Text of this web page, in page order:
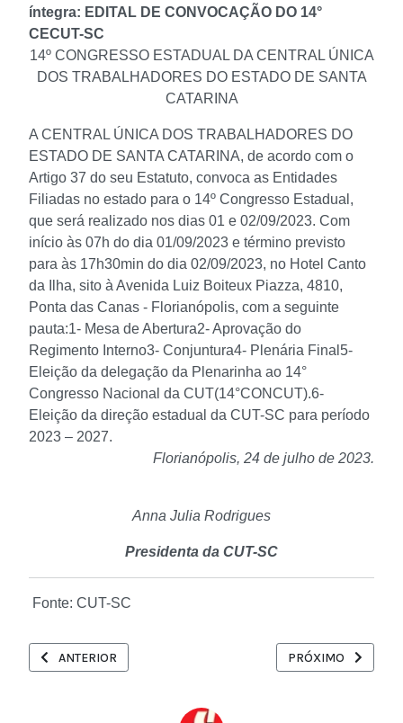
íntegra: EDITAL DE CONVOCAÇÃO DO 14°
CECUT-SC
14º CONGRESSO ESTADUAL DA CENTRAL ÚNICA
DOS TRABALHADORES DO ESTADO DE SANTA
CATARINA
A CENTRAL ÚNICA DOS TRABALHADORES DO
ESTADO DE SANTA CATARINA, de acordo com o
Artigo 37 do seu Estatuto, convoca as Entidades
Filiadas no estado para o 14º Congresso Estadual,
que será realizado nos dias 01 e 02/09/2023. Com
início às 07h do dia 01/09/2023 e término previsto
para às 17h30min do dia 02/09/2023, no Hotel Canto
da Ilha, sito à Avenida Luiz Boiteux Piazza, 4810,
Ponta das Canas - Florianópolis, com a seguinte
pauta:1- Mesa de Abertura2- Aprovação do
Regimento Interno3- Conjuntura4- Plenária Final 5-
Eleição da delegação da Plenarinha ao 14°
Congresso Nacional da CUT(14°CONCUT).6-
Eleição da direção estadual da CUT-SC para período
2023 – 2027.
Florianópolis, 24 de julho de 2023.
Anna Julia Rodrigues
Presidenta da CUT-SC
Fonte: CUT-SC
ARTIGO ANTERIOR: PARA HUMANIZAR MERCADO, PAULO PAIM
ANTERIOR PRÓXIMO ARTIGO:
PRÓXIMO